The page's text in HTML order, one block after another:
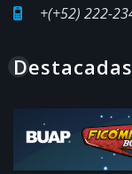
+(+52) 222-
Destacadas